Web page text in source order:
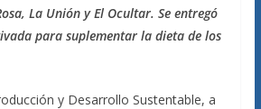
La Unión y El Ocultar. Se entregó
para suplementar la dieta de los
y Desarrollo Sustentable, a